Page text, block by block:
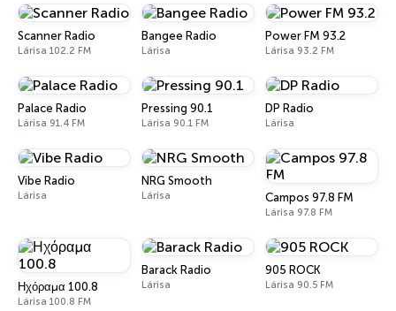
Scanner Radio
Lárisa 102.2 FM
Bangee Radio
Lárisa
Power FM 93.2
Lárisa 93.2 FM
Palace Radio
Lárisa 91.4 FM
Pressing 90.1
Lárisa 90.1 FM
DP Radio
Lárisa
Vibe Radio
Lárisa
NRG Smooth
Lárisa Campos 97.8 FM
Lárisa 97.8 FM
Ηχόραμα 100.8
Lárisa 100.8 FM
Barack Radio
Lárisa
905 ROCK
Lárisa 90.5 FM